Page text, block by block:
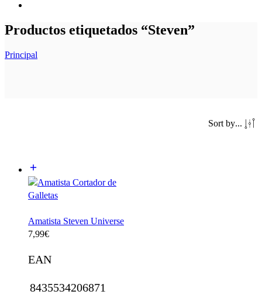
Productos etiquetados “Steven”
Principal
Sort by...
Amatista Steven Universe
7,99€
EAN
8435534206871